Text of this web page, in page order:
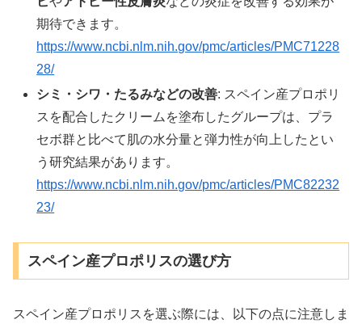
期待できます。
https://www.ncbi.nlm.nih.gov/pmc/articles/PMC71228
28/
シミ・シワ・たるみなどの改善: スペイン産プロポリ
スを配合したクリームを塗布したグループは、プラ
セボ群と比べて肌の水分量と弾力性が向上したとい
う研究結果があります。
https://www.ncbi.nlm.nih.gov/pmc/articles/PMC82232
23/
スペイン産プロポリスの選び方
スペイン産プロポリスを選ぶ際には、以下の点に注意しま